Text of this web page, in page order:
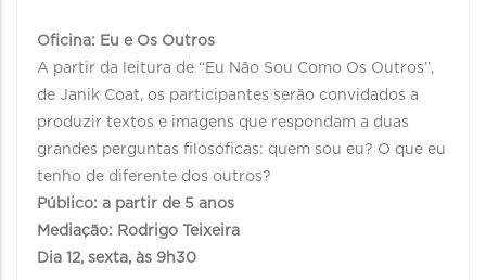
Oficina: Eu e Os Outros
A partir da leitura de “Eu Não Sou Como Os Outros”,
de Janik Coat, os participantes serão convidados a
produzir textos e imagens que respondam a duas
grandes perguntas filosóficas: quem sou eu? O que eu
tenho de diferente dos outros?
Público: a partir de 5 anos
Mediação: Rodrigo Teixeira
Dia 12, sexta, às 9h30